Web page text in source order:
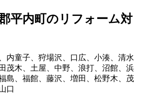
平内町のリフォーム対
内童子 狩場沢 口広 小湊
清水
田茂木 土屋 中野 浪打 沼館
浜
島 福館 藤沢 増田 松野木
茂
口